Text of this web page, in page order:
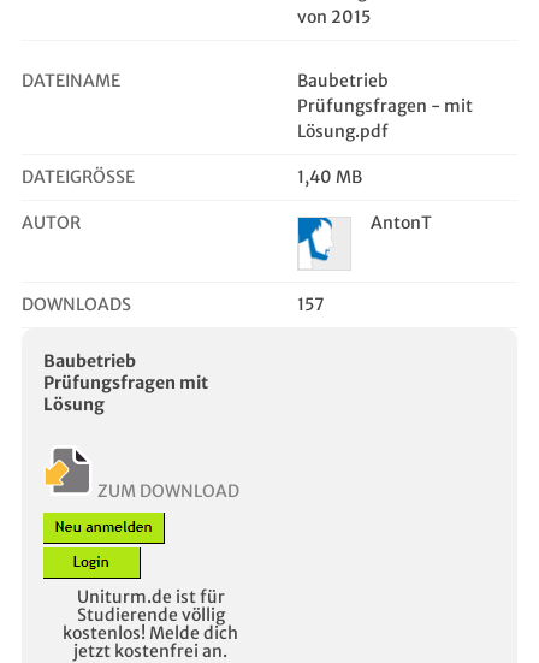
von 2015
DATEINAME
Baubetrieb
Prüfungsfragen - mit
Lösung.pdf
DATEIGRÖSSE 1,40 MB
AUTOR AntonT
DOWNLOADS 157
Baubetrieb
Prüfungsfragen mit
Lösung
ZUM DOWNLOAD
Uniturm.de ist für
Studierende völlig
kostenlos! Melde dich
jetzt kostenfrei an.